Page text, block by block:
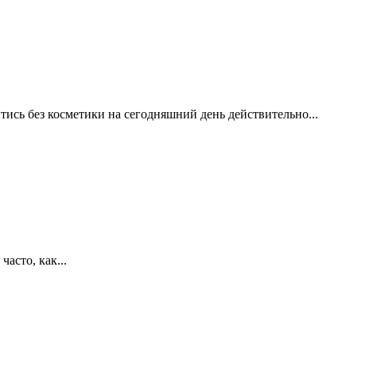
без косметики на сегодняшний день действительно...
как...